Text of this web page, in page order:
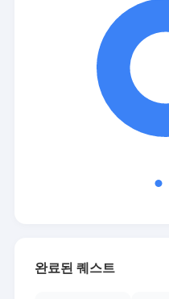
완료된 퀘스트